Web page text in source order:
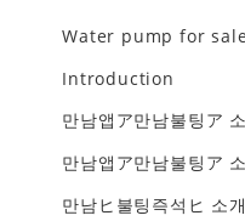
Water pump for
Introduction
만남앱ア만남불팅ア
만남앱ア만남불팅ア
만남ヒ불팅즉석ヒ 소